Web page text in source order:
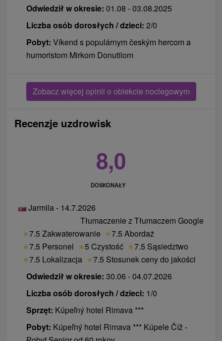
Odwiedził w okresie: 01.08 - 03.08.2025
Liczba osób dorosłych / dzieci: 2/0
Pobyt: Víkend s populárnym českým hercom a
humoristom Mirkom Donutilom
Zobacz więcej opinii o obiekcie noclegowym
Recenzje uzdrowisk
8,0
DOSKONAŁY
Jarmila - 14.7.2026
Tłumaczenie z Tłumaczem Google
★7.5 Zakwaterowanie ★7.5 Abordaż
★7.5 Personel ★5 Czystość ★7.5 Sąsiedztwo
★7.5 Lokalizacja ★7.5 Stosunek ceny do jakości
Odwiedził w okresie: 30.06 - 04.07.2026
Liczba osób dorosłych / dzieci: 1/0
Sprzęt: Kúpeľný hotel Rimava ***
Pobyt: Kúpeľný hotel Rimava *** Kúpele Číž -